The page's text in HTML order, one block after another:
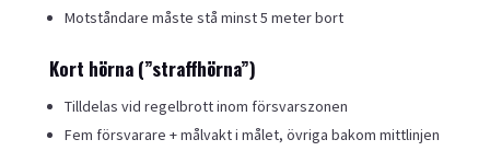
Motståndare måste stå minst 5 meter bort
Kort hörna (”straffhörna”)
Tilldelas vid regelbrott inom försvarszonen
Fem försvarare + målvakt i målet, övriga bakom mittlinjen